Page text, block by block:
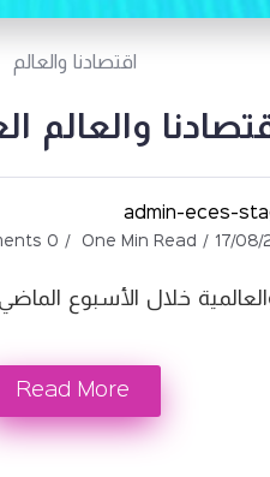
اقتصادنا والعالم
والعالم
admin-eces-
17/08/
One Min Read
0 Comments
خلال الأسبوع
Read More